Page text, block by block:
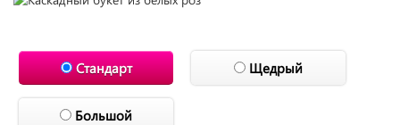
Стандарт Щедрый
Большой